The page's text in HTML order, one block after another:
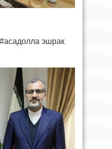
эшрак